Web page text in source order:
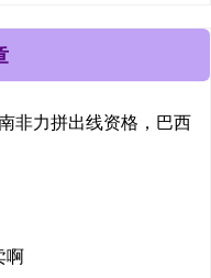
非力拼出线资格，巴西
啊